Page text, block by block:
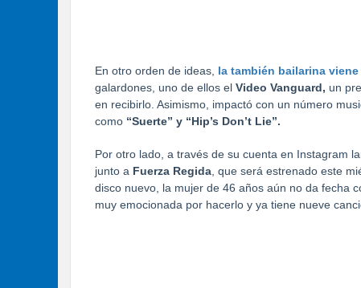
En otro orden de ideas, la también bailarina
galardones, uno de ellos el Video Vanguard, un
en recibirlo. Asimismo, impactó con un número
como “Suerte” y “Hip’s Don’t Lie”.
Por otro lado, a través de su cuenta en Instagram
junto a Fuerza Regida , que será estrenado este
disco nuevo, la mujer de 46 años aún no da fecha
muy emocionada por hacerlo y ya tiene nueve